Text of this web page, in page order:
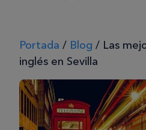
Portada / Blog / Las
inglés en Sevilla